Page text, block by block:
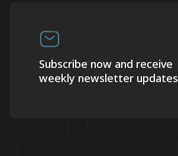
Subscribe now and receive
weekly newsletter updates